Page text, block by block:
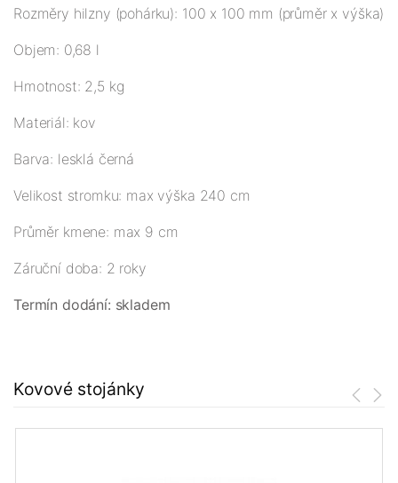
Rozměry hilzny (pohárku): 100 x 100 mm (průměr x výška)
Objem: 0,68 l
Hmotnost: 2,5 kg
Materiál: kov
Barva: lesklá černá
Velikost stromku: max výška 240 cm
Průměr kmene: max 9 cm
Záruční doba: 2 roky
Termín dodání: skladem
Kovové stojánky